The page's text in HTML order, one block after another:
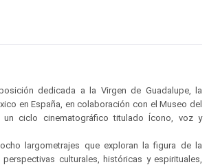
dedicada a la Virgen de Guadalupe, la
en España, en colaboración con el Museo del
un ciclo cinematográfico titulado Ícono, voz y
largometrajes que exploran la figura de la
culturales, históricas y espirituales,